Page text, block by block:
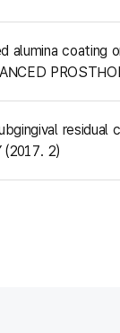
coating
2)